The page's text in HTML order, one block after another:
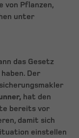
von Pflanzen,
unter
das Gesetz
Der
hat den
bereits vor
damit sich
einstellen